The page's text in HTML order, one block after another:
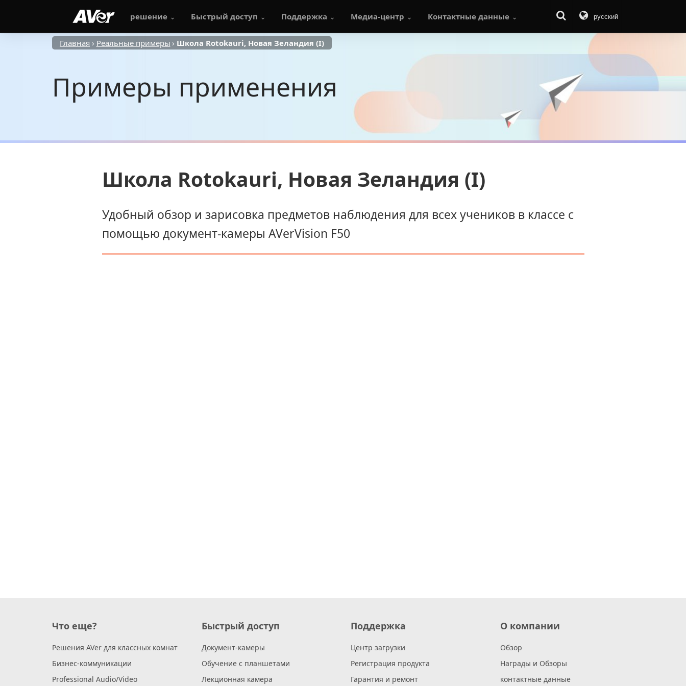
решение Быстрый доступ Поддержка Медиа-центр Контактные данные русский
Главная Pеальные примеры Школа Rotokauri, Новая Зеландия (I)
Примеры применения
Школа Rotokauri, Новая Зеландия (I)
Удобный обзор и зарисовка предметов наблюдения для всех учеников в классе с
помощью документ-камеры AVerVision F50
Что еще?
Решения AVer для классных комнат
Бизнес-коммуникации
Professional Audio/Video
Быстрый доступ
Документ-камеры
Обучение с планшетами
Лекционная камера
Поддержка
Центр загрузки
Регистрация продукта
Гарантия и ремонт
О компании
Обзор
Награды и Обзоры
контактные данные